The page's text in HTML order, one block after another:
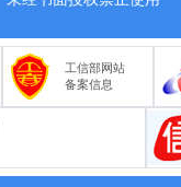
工信部网站
备案信息